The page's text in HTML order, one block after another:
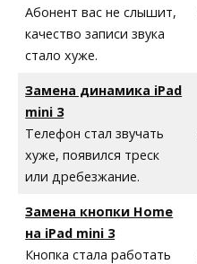
Абонент вас не слышит,
качество записи звука
стало хуже.
Замена динамика iPad
mini 3
Телефон стал звучать
хуже, появился треск
или дребезжание.
Замена кнопки Home
на iPad mini 3
Кнопка стала работать